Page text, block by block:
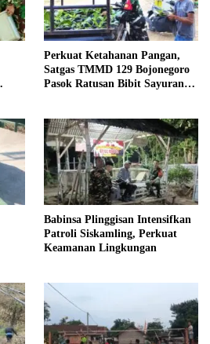
Perkuat Ketahanan Pangan,
Satgas TMMD 129 Bojonegoro
Pasok Ratusan Bibit Sayuran
Babinsa Plinggisan Intensifkan
Patroli Siskamling, Perkuat
Keamanan Lingkungan